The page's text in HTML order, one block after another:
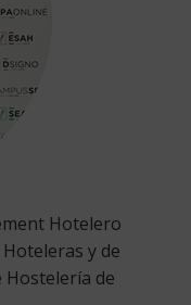
Hotelero
y de
Hostelería de